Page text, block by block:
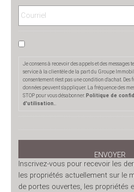
Je consens à recevoir des appels et des messages
service à la clientèle de la part du Groupe
consentement n'est pas une condition d'achat. Des
données peuvent s'appliquer. La fréquence des
STOP pour vous désabonner. Politique de
d'utilisation..
Inscrivez-vous pour recevoir les
les propriétés actuellement sur le
de portes ouvertes, les propriétés